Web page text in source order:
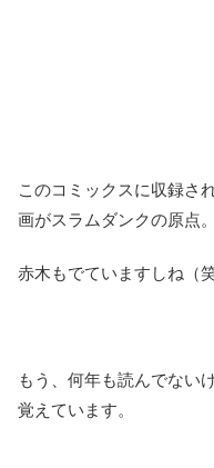
このコミックスに収録さ
画がスラムダンクの原点。
赤木もでていますしね（笑
もう、何年も読んでない
覚えています。